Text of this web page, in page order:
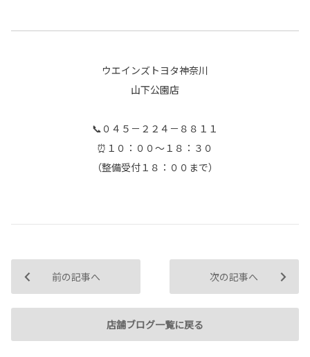
ウエインズトヨタ神奈川
山下公園店
📞０４５－２２４－８８１１
⏰１０：００～１８：３０
（整備受付１８：００まで）
前の記事へ
店舗ブログ一覧に戻る
次の記事へ